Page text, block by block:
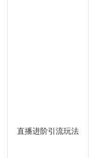
直播进阶引流玩法